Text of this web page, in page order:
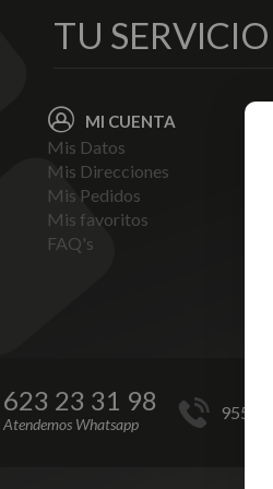
TU
MI CUENTA
Mis Datos
Mis Direcciones
Mis Pedidos
Mis favoritos
FAQ's
623 23 31 98
Atendemos Whatsapp
955